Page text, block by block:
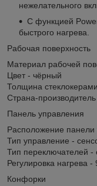
нежелательного
С функцией
быстрого нагрева.
Рабочая поверхность
Материал рабочей
Цвет - чёрный
Толщина
Страна-
Панель управления
Расположение панели
Тип управление -
Тип переключателей -
Регулировка нагрева
Конфорки